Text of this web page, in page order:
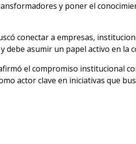
y poner el
conectar a empresas,
debe asumir un papel activo en
el compromiso institucional
actor clave en iniciativas que